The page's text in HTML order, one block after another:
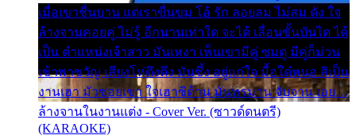
เมื่อเขาชื่นบาน แต่เราขื่นขม โอ้ รัก ลอยลม ไม่สม ดัง ใจ
ล้างจานคอยคู่ ไม่รู้ อีกนานเท่าใด จะได้ เลื่อนขั้นบันได ได้
เป็น ตำแหน่งเจ้าสาว มันเหงา เห็นเขามีคู่ ซมดู มีคู่ก็ม่วน
เข้าพาขวัญ เสียงโห่ตึงตึง มันซึ้ง อยู่แก่ใจ มื้อใด๋หนอ สิเป็น
งานเฮา มัวซอยเขา ใจเฮาซิด้าน มันทรมาน จับจาน เอย…
ล้างจานในงานแต่ง - Cover Ver. (ซาวด์ดนตรี)
(KARAOKE)